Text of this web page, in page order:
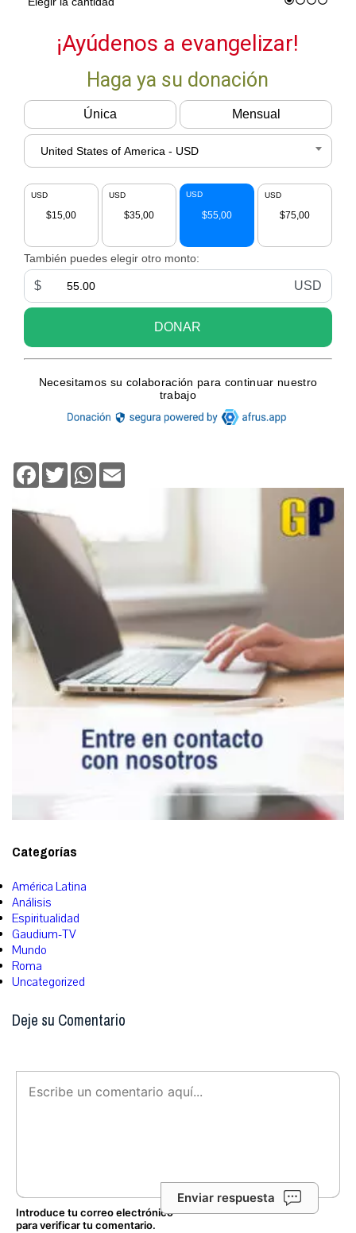
Facebook
TwitterWhatsApp
Categorías
América Latina
Análisis
Espiritualidad
Gaudium-TV
Mundo
Roma
Uncategorized
Deje su Comentario
Enviar respuesta
Introduce tu correo electrónico
para verificar tu comentario.